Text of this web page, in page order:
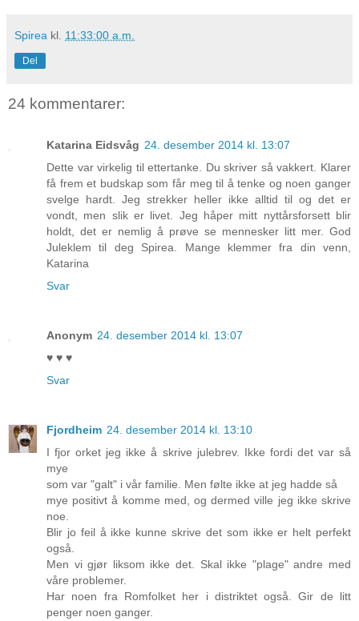
Spirea kl. 11:33:00 a.m.
Del
24 kommentarer:
Katarina Eidsvåg 24. desember 2014 kl. 13:07
Dette var virkelig til ettertanke. Du skriver så vakkert. Klarer
få frem et budskap som får meg til å tenke og noen ganger
svelge hardt. Jeg strekker heller ikke alltid til og det er
vondt, men slik er livet. Jeg håper mitt nyttårsforsett blir
holdt, det er nemlig å prøve se mennesker litt mer. God
Juleklem til deg Spirea. Mange klemmer fra din venn,
Katarina
Svar
Anonym 24. desember 2014 kl. 13:07
♥ ♥ ♥
Svar
Fjordheim 24. desember 2014 kl. 13:10
I fjor orket jeg ikke å skrive julebrev. Ikke fordi det var så
mye
som var "galt" i vår familie. Men følte ikke at jeg hadde så
mye positivt å komme med, og dermed ville jeg ikke skrive
noe.
Blir jo feil å ikke kunne skrive det som ikke er helt perfekt
også.
Men vi gjør liksom ikke det. Skal ikke "plage" andre med
våre problemer.
Har noen fra Romfolket her i distriktet også. Gir de litt
penger noen ganger.